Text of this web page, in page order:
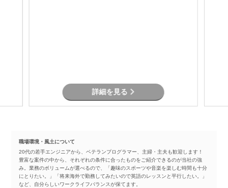
詳細を見る
職場環境・風土について
20代の若手エンジニアから、ベテランプログラマー、主婦・主夫も歓迎します！
豊富な案件の中から、それぞれの条件に合ったものをご紹介できるのが当社の強
み。業務のボリュームが選べるので、「趣味のスポーツや音楽を楽しむ時間も十分
にとりたい。」「将来海外で勤務してみたいので英語のレッスンと平行したい。」
など、自分らしいワークライフバランスが保てます。